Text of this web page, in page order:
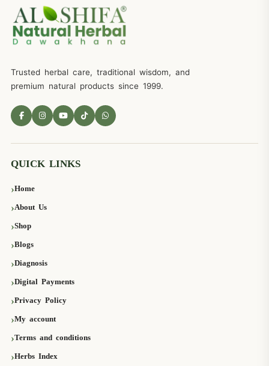
Trusted herbal care, traditional wisdom, and
premium natural products since 1999.
QUICK LINKS
Home
About Us
Shop
Blogs
Diagnosis
Digital Payments
Privacy Policy
My account
Terms and conditions
Herbs Index